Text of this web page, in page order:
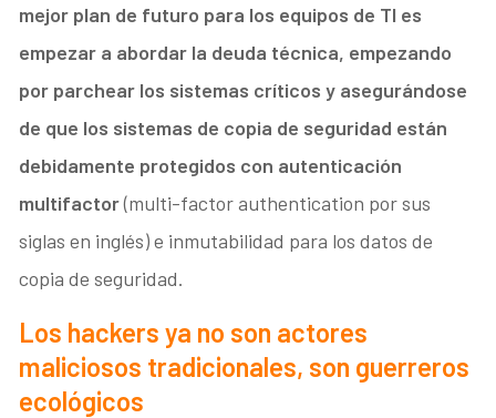
mejor plan de futuro para los equipos de TI es
empezar a abordar la deuda técnica, empezando
por parchear los sistemas críticos y asegurándose
de que los sistemas de copia de seguridad están
debidamente protegidos con autenticación
multifactor(multi-factor authentication por sus
siglas en inglés) e inmutabilidad para los datos de
copia de seguridad.
Los hackers ya no son actores
maliciosos tradicionales, son guerreros
ecológicos